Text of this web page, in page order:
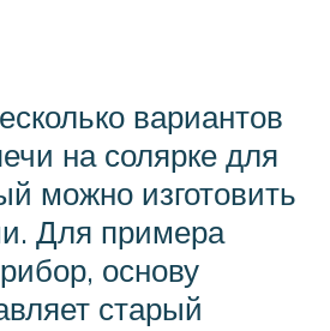
вариантов
на солярке для
можно изготовить
Для примера
основу
старый